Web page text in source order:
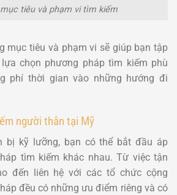
tiêu và phạm vi tìm kiếm
mục tiêu và phạm vi sẽ giúp bạn tập
chọn phương pháp tìm kiếm phù
phí thời gian vào những hướng đi
người thân tại Mỹ
bị kỹ lưỡng, bạn có thể bắt đầu áp
tìm kiếm khác nhau. Từ việc tận
đến liên hệ với các tổ chức cộng
đều có những ưu điểm riêng và có